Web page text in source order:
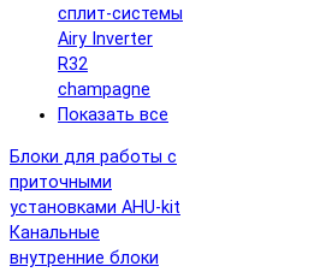
сплит-системы
Airy Inverter
R32
champagne
Показать все
Блоки для работы с
приточными
установками AHU-kit
Канальные
внутренние блоки